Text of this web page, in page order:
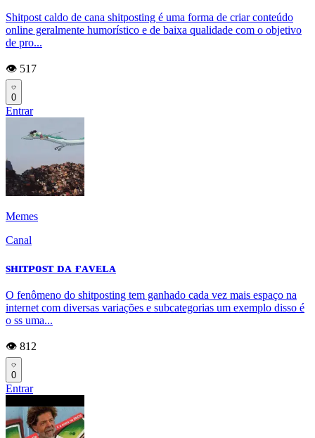
Shitpost caldo de cana shitposting é uma forma de criar conteúdo
online geralmente humorístico e de baixa qualidade com o objetivo
de pro...
👁️ 517
0
Entrar
Memes
Canal
sʜɪᴛᴘᴏsᴛ ᴅᴀ ғᴀᴠᴇʟᴀ
O fenômeno do shitposting tem ganhado cada vez mais espaço na
internet com diversas variações e subcategorias um exemplo disso é
o ss uma...
👁️ 812
0
Entrar